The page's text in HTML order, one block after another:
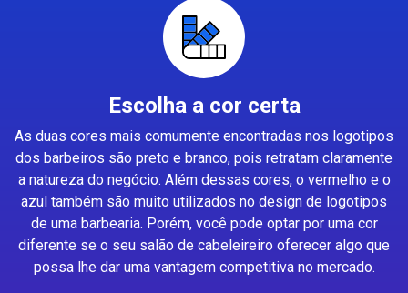
Escolha a cor certa
As duas cores mais comumente encontradas nos logotipos
dos barbeiros são preto e branco, pois retratam claramente
a natureza do negócio. Além dessas cores, o vermelho e o
azul também são muito utilizados no design de logotipos
de uma barbearia. Porém, você pode optar por uma cor
diferente se o seu salão de cabeleireiro oferecer algo que
possa lhe dar uma vantagem competitiva no mercado.